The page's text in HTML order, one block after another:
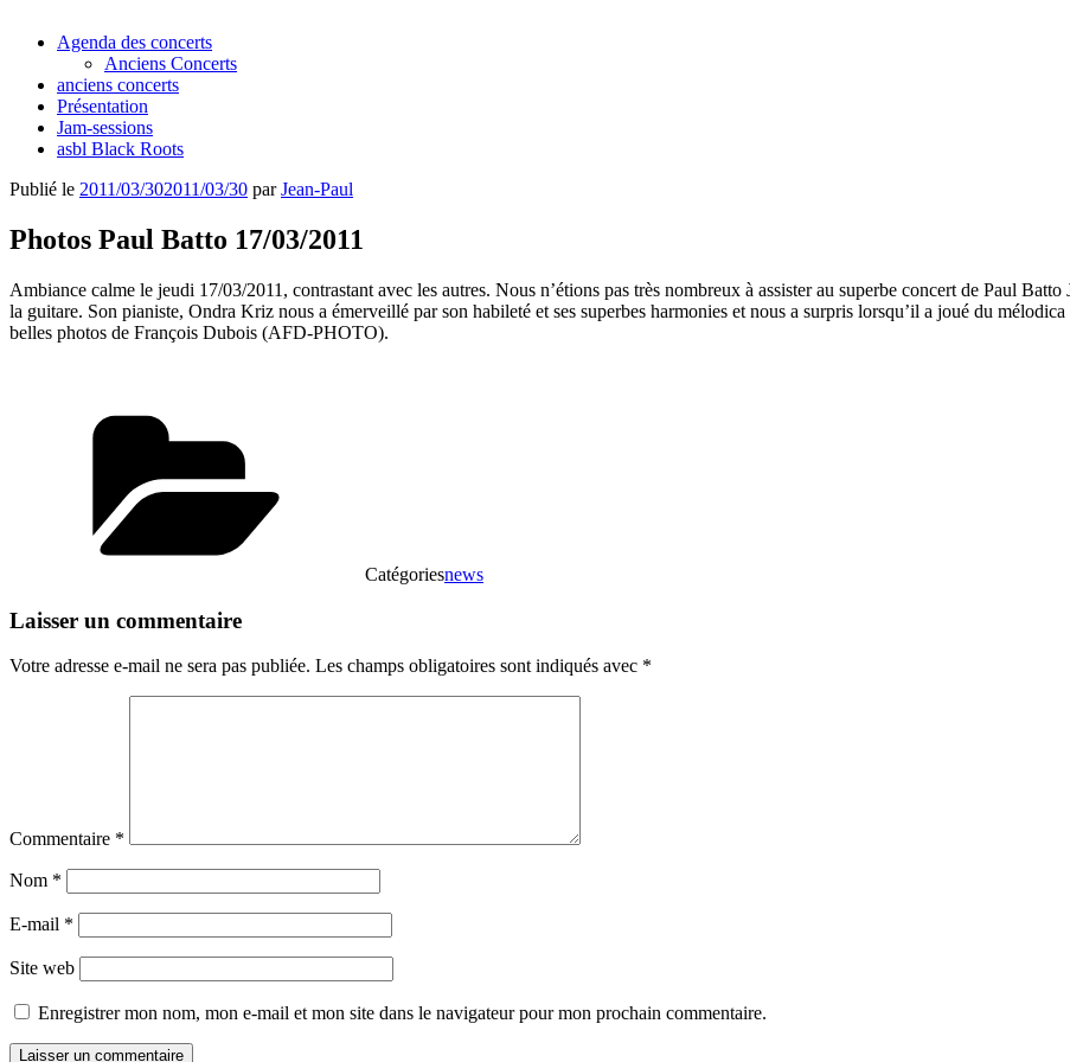
Agenda des concerts
Anciens Concerts
anciens concerts
Présentation
Jam-sessions
asbl Black Roots
Publié le 2011/03/302011/03/30 parJean-Paul
Photos Paul Batto 17/03/2011
Ambiance calme le jeudi 17/03/2011, contrastant avec les autres. Nous n’étions pas très nombreux à assister au superbe concert de Paul
la guitare. Son pianiste, Ondra Kriz nous a émerveillé par son habileté et ses superbes harmonies et nous a surpris lorsqu’il a joué du
belles photos de François Dubois (AFD-PHOTO).
Catégoriesnews
Laisser un commentaire
Votre adresse e-mail ne sera pas publiée. Les champs obligatoires sont indiqués avec *
Commentaire *
Nom *
E-mail *
Site web
Enregistrer mon nom, mon e-mail et mon site dans le navigateur pour mon prochain commentaire.